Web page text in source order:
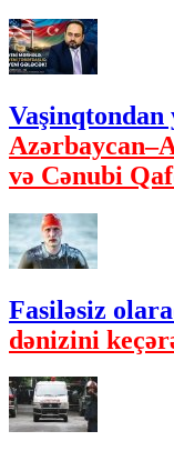
Vaşinqtondan
və Cənubi
Fasiləsiz
dənizini